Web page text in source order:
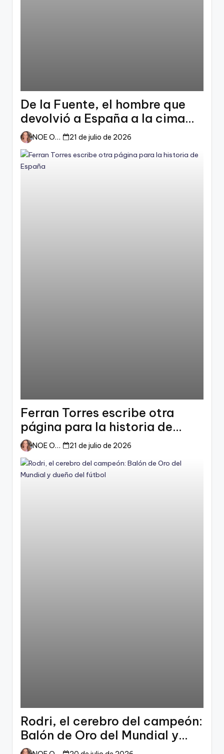
De la Fuente, el hombre que
devolvió a España a la cima
del mundo
NOE ORTIZ 21 de julio de 2026
Ferran Torres escribe otra
página para la historia de
España
NOE ORTIZ 21 de julio de 2026
Rodri, el cerebro del campeón:
Balón de Oro del Mundial y
dueño del fútbol